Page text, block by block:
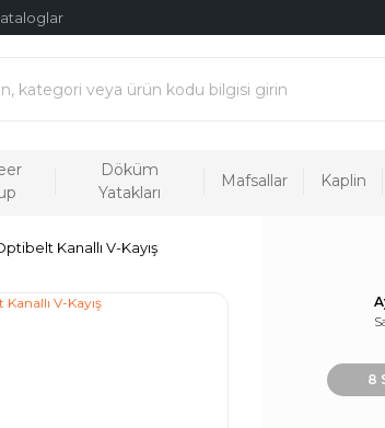
Döküm
Yatakları
Mafsallar Kaplin
Kanallı V-Kayış
8